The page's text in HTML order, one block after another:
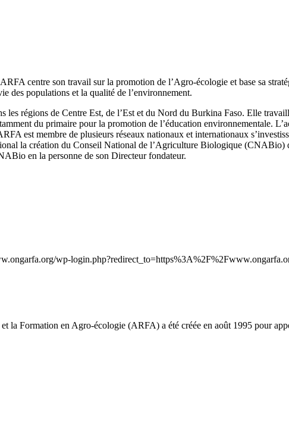
centre son travail sur la promotion de l’Agro-écologie et base sa
des populations et la qualité de l’environnement.
les régions de Centre Est, de l’Est et du Nord du Burkina Faso. Elle
du primaire pour la promotion de l’éducation environnementale.
est membre de plusieurs réseaux nationaux et internationaux
la création du Conseil National de l’Agriculture Biologique
en la personne de son Directeur fondateur.
wp-
la Formation en Agro-écologie (ARFA) a été créée en août 1995 pour